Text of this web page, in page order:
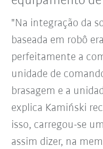
"Na integração da
baseada em robô
perfeitamente a
unidade de
brasagem e a
explica Kamiński
isso, carregou-se
assim dizer, na